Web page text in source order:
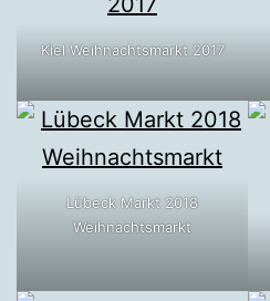
Kiel Weihnachtsmarkt 2017
Lübeck Markt 2018
Weihnachtsmarkt